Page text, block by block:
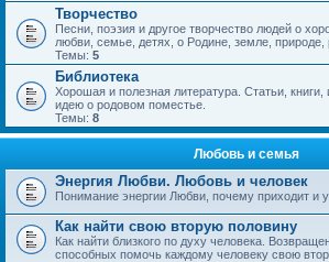
Творчество
Песни, поэзия и другое творчество людей о
любви, семье, детях, о Родине, земле, природе,
Темы: 5
Библиотека
Хорошая и полезная литература. Статьи,
идею о родовом поместье.
Темы: 8
Любовь и семья
Энергия Любви. Любовь и человек
Понимание энергии Любви, почему приходит и
Как найти свою вторую половину
Как найти близкого по духу человека.
способных помочь каждому человеку свою